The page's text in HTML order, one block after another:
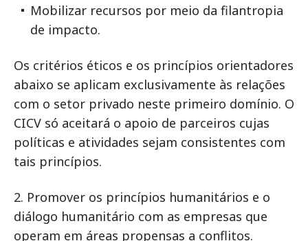
Mobilizar recursos por meio da filantropia
de impacto.
Os critérios éticos e os princípios orientadores
abaixo se aplicam exclusivamente às relações
com o setor privado neste primeiro domínio. O
CICV só aceitará o apoio de parceiros cujas
políticas e atividades sejam consistentes com
tais princípios.
2. Promover os princípios humanitários e o
diálogo humanitário com as empresas que
operam em áreas propensas a conflitos.